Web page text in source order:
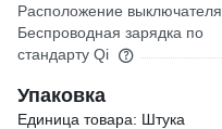
Расположение выключателя
Беспроводная зарядка по
стандарту Qi
Упаковка
Единица товара: Штука